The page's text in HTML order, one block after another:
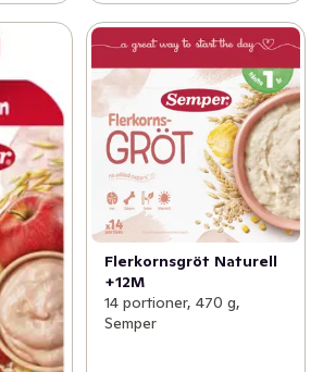
Flerkornsgröt Naturell
+12M
14 portioner, 470 g,
Semper